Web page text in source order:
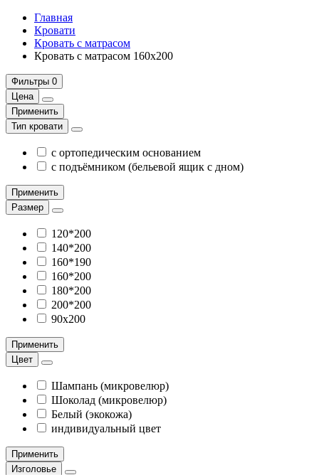
Главная
Кровати
Кровать с матрасом
Кровать с матрасом 160х200
Фильтры 0
Цена
Применить
Тип кровати
с ортопедическим основанием
с подъёмником (бельевой ящик с дном)
Применить
Размер
120*200
140*200
160*190
160*200
180*200
200*200
90х200
Применить
Цвет
Шампань (микровелюр)
Шоколад (микровелюр)
Белый (экокожа)
индивидуальный цвет
Применить
Изголовье